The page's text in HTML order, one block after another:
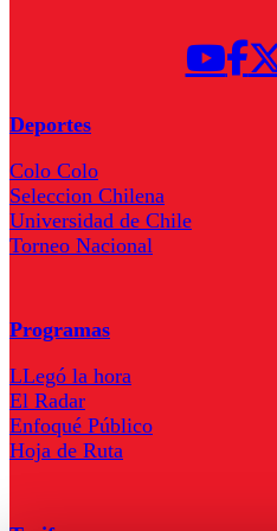
Deportes
Colo Colo
Seleccion Chilena
Universidad de Chile
Torneo Nacional
Programas
LLegó la hora
El Radar
Enfoqué Público
Hoja de Ruta